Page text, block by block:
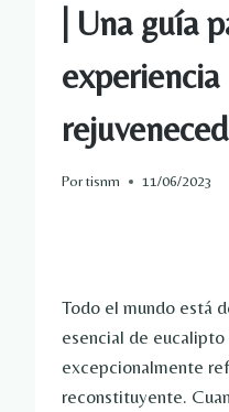
| Una guía
experiencia
Portisnm 11/06/2023
Todo el mundo está
esencial de
excepcionalmente
reconstituyente.